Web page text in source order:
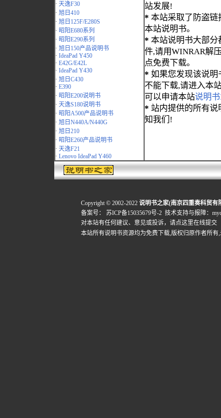
· 天逸F30
· 旭日410
· 旭日125F/E280S
· 昭阳E680系列
· 昭阳E290系列
· 旭日150产品说明书
· IdeaPad Y450
· E42G/E42L
· IdeaPad Y430
· 旭日C430
· E390
· 昭阳E200说明书
· 天逸S180说明书
· 昭阳A500产品说明书
· 旭日N440A/N440G
· 旭日210
· 昭阳E260产品说明书
· 天逸F21
· Lenovo IdeaPad Y460
站发展!
* 本站采取了防盗链
本站说明书。
* 本站说明书大部分
件,请用WINRAR解
点免费下载。
* 如果您发现该说明
不能下载,请进入本
可以申请本站说明
* 站内提供的所有
知我们!
Copyright © 2002-2022 说明书之家(南京四重奏科贸有
备案号：
苏ICP备15035679号-2 技术支持与报障：
对本站有任何建议、意见或投诉， 请点这里在线提交
本站所有说明书资源均为免费下载,版权归原作者所